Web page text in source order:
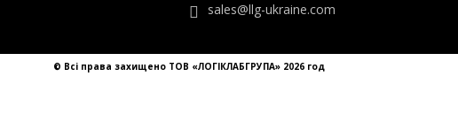
sales@llg-ukraine.com